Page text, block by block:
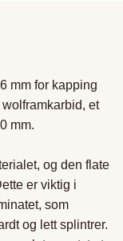
mm for kapping
et
mm.
og den flate
er viktig i
som
og lett splintrer.